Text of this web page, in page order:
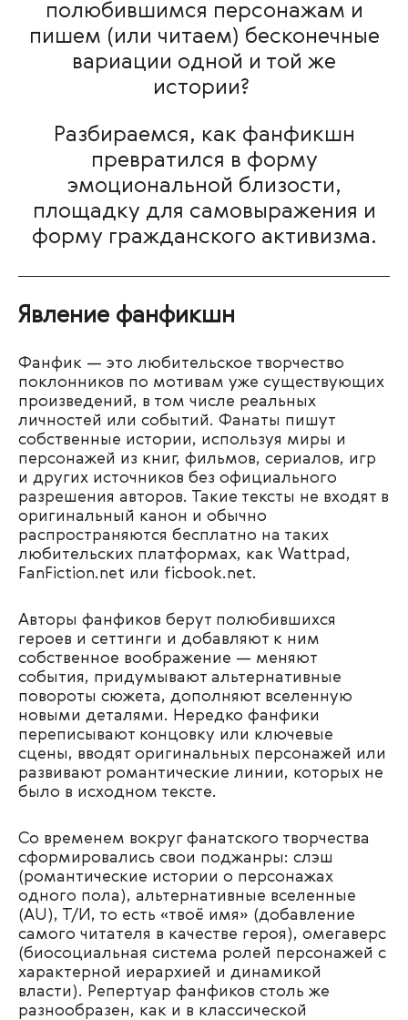
полюбившимся персонажам и
пишем (или читаем) бесконечные
вариации одной и той же
истории?
Разбираемся, как фанфикшн
превратился в форму
эмоциональной близости,
площадку для самовыражения и
форму гражданского активизма.
Явление фанфикшн
Фанфик — это любительское творчество
поклонников по мотивам уже существующих
произведений, в том числе реальных
личностей или событий. Фанаты пишут
собственные истории, используя миры и
персонажей из книг, фильмов, сериалов, игр
и других источников без официального
разрешения авторов. Такие тексты не входят в
оригинальный канон и обычно
распространяются бесплатно на таких
любительских платформах, как Wattpad,
FanFiction.net или ficbook.net.
Авторы фанфиков берут полюбившихся
героев и сеттинги и добавляют к ним
собственное воображение — меняют
события, придумывают альтернативные
повороты сюжета, дополняют вселенную
новыми деталями. Нередко фанфики
переписывают концовку или ключевые
сцены, вводят оригинальных персонажей или
развивают романтические линии, которых не
было в исходном тексте.
Со временем вокруг фанатского творчества
сформировались свои поджанры: слэш
(романтические истории о персонажах
одного пола), альтернативные вселенные
(AU), Т/И, то есть «твоё имя» (добавление
самого читателя в качестве героя), омегаверс
(биосоциальная система ролей персонажей с
характерной иерархией и динамикой
власти). Репертуар фанфиков столь же
разнообразен, как и в классической